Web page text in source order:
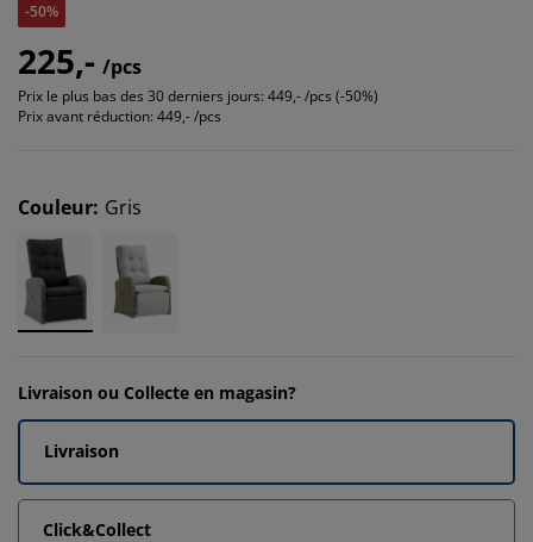
-50%
225,- /pcs
Prix le plus bas des 30 derniers jours: 449,- /pcs (-50%)
Prix avant réduction: 449,- /pcs
Couleur: Gris
Livraison ou Collecte en magasin?
Livraison
Click&Collect